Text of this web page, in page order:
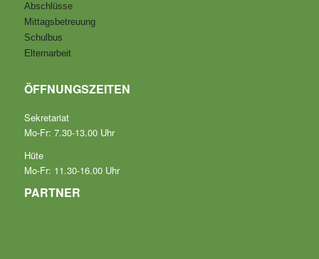
Abschlüsse
Mittagsbetreuung
Schulbus
Elternarbeit
ÖFFNUNGSZEITEN
Sekretariat
Mo-Fr: 7.30-13.00 Uhr
Hüte
Mo-Fr: 11.30-16.00 Uhr
PARTNER